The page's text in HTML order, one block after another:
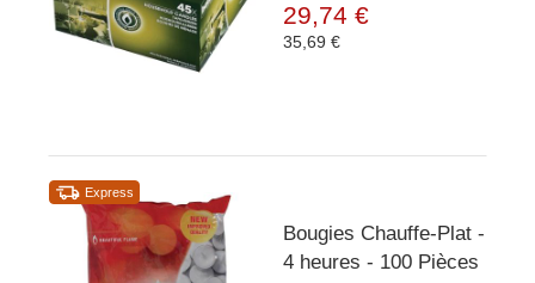
29,74 €
35,69 €
Express
Bougies Chauffe-Plat -
4 heures - 100 Pièces